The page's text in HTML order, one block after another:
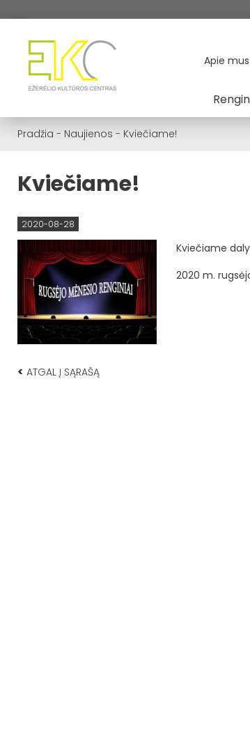
Apie mus
Pradžia - Naujienos - Kviečiame!
Kviečiame!
2020-08-28
Kviečiame
2020 m.
< ATGAL Į SĄRAŠĄ